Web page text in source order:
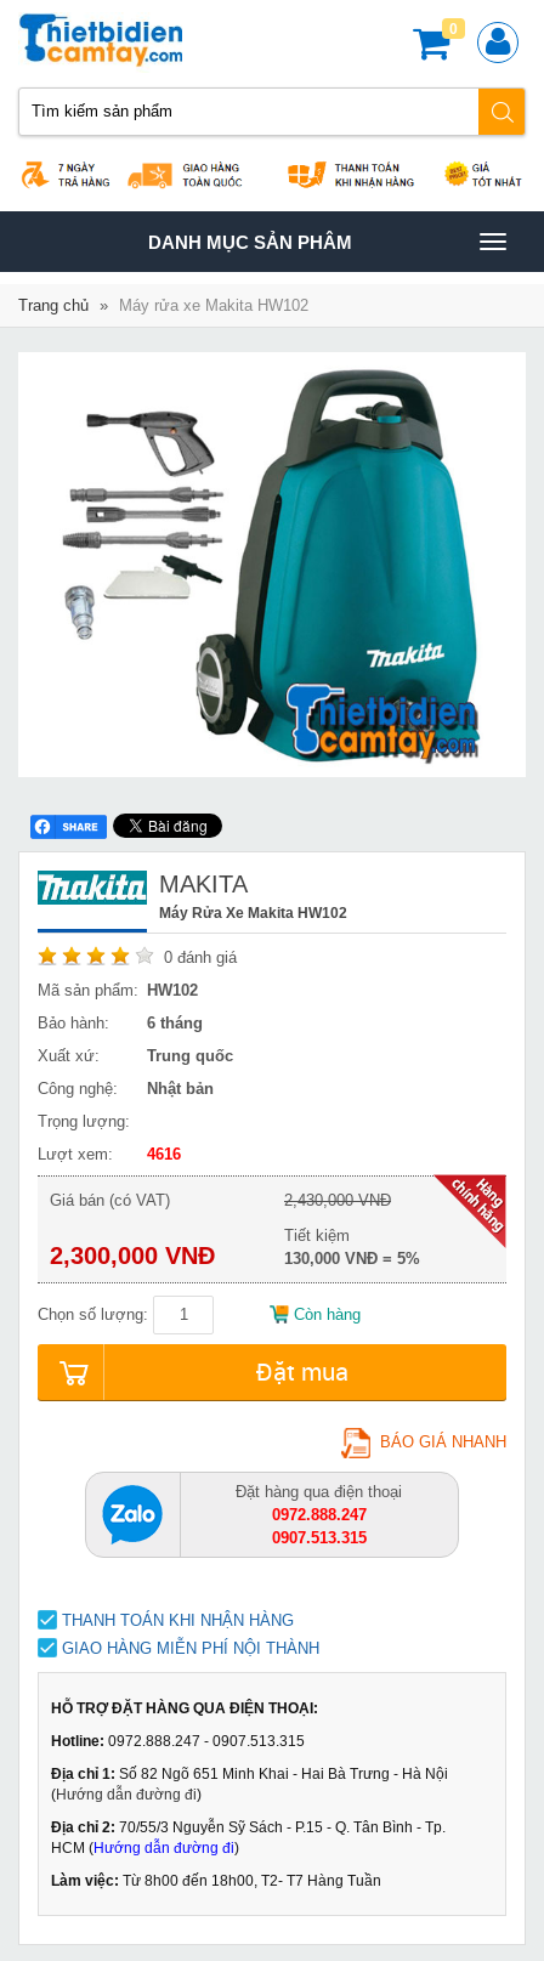
0
TOGGLE
NAVIGATION
DANH MỤC SẢN PHÂM
Trang chủ » Máy rửa xe Makita HW102
MAKITA
Máy Rửa Xe Makita HW102
0 đánh giá
Mã sản phẩm:
HW102
Bảo hành:
6 tháng
Xuất xứ:
Trung quốc
Công nghệ:
Nhật bản
Trọng lượng:
Lượt xem:
4616
Giá bán (có VAT)
2,300,000 VNĐ
2,430,000 VNĐ
Tiết kiệm
130,000 VNĐ = 5%
Chọn số lượng: Còn hàng
Đặt mua
BÁO GIÁ NHANH
Đặt hàng qua điện thoại
0972.888.247
0907.513.315
THANH TOÁN KHI NHẬN HÀNG
GIAO HÀNG MIỄN PHÍ NỘI THÀNH
HỖ TRỢ ĐẶT HÀNG QUA ĐIỆN THOẠI:
Hotline: 0972.888.247 - 0907.513.315
Địa chỉ 1: Số 82 Ngõ 651 Minh Khai - Hai Bà Trưng - Hà Nội
(Hướng dẫn đường đi)
Địa chỉ 2: 70/55/3 Nguyễn Sỹ Sách - P.15 - Q. Tân Bình - Tp.
HCM (Hướng dẫn đường đi)
Làm việc: Từ 8h00 đến 18h00, T2- T7 Hàng Tuần